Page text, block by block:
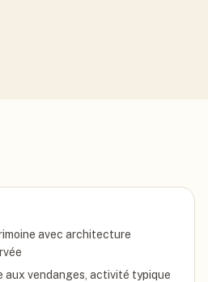
avec architecture
aux vendanges, activité typique